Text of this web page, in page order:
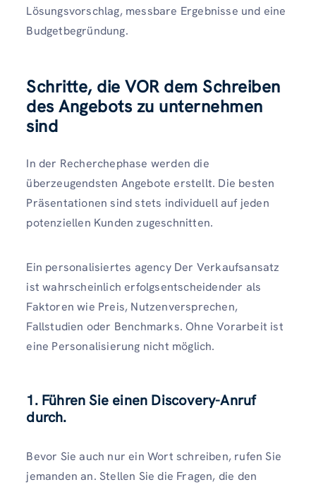
Lösungsvorschlag, messbare Ergebnisse und eine
Budgetbegründung.
Schritte, die VOR dem Schreiben
des Angebots zu unternehmen
sind
In der Recherchephase werden die
überzeugendsten Angebote erstellt. Die besten
Präsentationen sind stets individuell auf jeden
potenziellen Kunden zugeschnitten.
Ein personalisiertes agency Der Verkaufsansatz
ist wahrscheinlich erfolgsentscheidender als
Faktoren wie Preis, Nutzenversprechen,
Fallstudien oder Benchmarks. Ohne Vorarbeit ist
eine Personalisierung nicht möglich.
1. Führen Sie einen Discovery-Anruf
durch.
Bevor Sie auch nur ein Wort schreiben, rufen Sie
jemanden an. Stellen Sie die Fragen, die den